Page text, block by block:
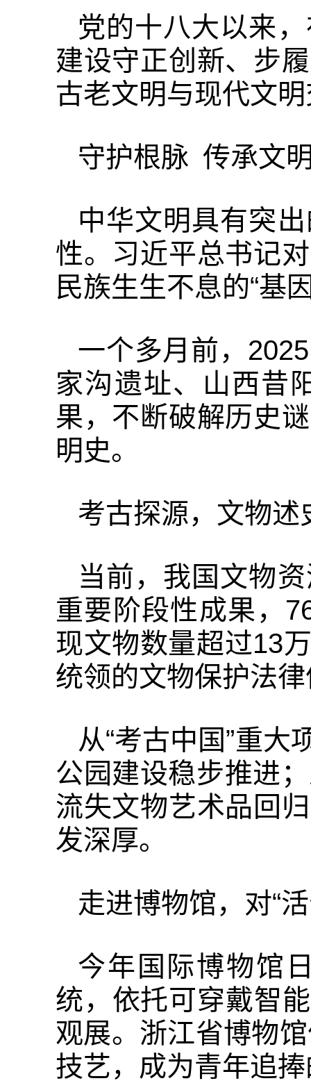
党的十八大以来
建设守正创新、步
古老文明与现代文
守护根脉 传承文
中华文明具有突
性。习近平总书记
民族生生不息的“基
一个多月前，
家沟遗址、山西昔
果，不断破解历史
明史。
考古探源，文物述
当前，我国文物
重要阶段性成果，
现文物数量超过13
统领的文物保护法
从“考古中国”重
公园建设稳步推进
流失文物艺术品回
发深厚。
走进博物馆，对“
今年国际博物馆
统，依托可穿戴智
观展。浙江省博物
技艺，成为青年追